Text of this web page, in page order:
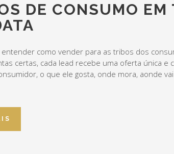
DE CONSUMO EM
como vender para as tribos dos
certas, cada lead recebe uma oferta única e
o que ele gosta, onde mora, aonde